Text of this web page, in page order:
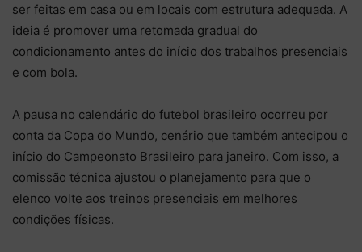
ser feitas em casa ou em locais com estrutura adequada. A
ideia é promover uma retomada gradual do
condicionamento antes do início dos trabalhos presenciais
e com bola.
A pausa no calendário do futebol brasileiro ocorreu por
conta da Copa do Mundo, cenário que também antecipou o
início do Campeonato Brasileiro para janeiro. Com isso, a
comissão técnica ajustou o planejamento para que o
elenco volte aos treinos presenciais em melhores
condições físicas.